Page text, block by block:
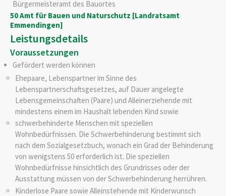
Bürgermeisteramt des Bauortes
50 Amt für Bauen und Naturschutz [Landratsamt
Emmendingen]
Leistungsdetails
Voraussetzungen
Gefördert werden können
Ehepaare, Lebenspartner im Sinne des
Lebenspartnerschaftsgesetzes, auf Dauer angelegte
Lebensgemeinschaften (Paare) und Alleinerziehende mit
mindestens einem im Haushalt lebenden Kind sowie
schwerbehinderte Menschen mit speziellen
Wohnbedürfnissen. Die Schwerbehinderung bestimmt sich
nach dem Sozialgesetzbuch, wonach ein Grad der Behinderung
von wenigstens 50 erforderlich ist. Die speziellen
Wohnbedürfnisse hinsichtlich des Grundrisses oder der
Ausstattung müssen von der Schwerbehinderung herrühren.
Kinderlose Paare sowie Alleinstehende mit Kinderwunsch